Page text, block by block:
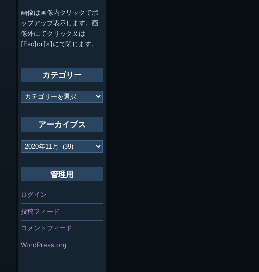
画像は画像内クリックでポ
ップアップ表示します。画
像外にてクリック又は
[Esc]or[×]にて閉じます。
カテゴリー
カ
テ
アーカイブス
ア
ー
管理用
ログイン
投稿フィード
コメントフィード
WordPress.org